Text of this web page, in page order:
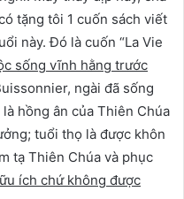
tặng tôi 1 cuốn sách viết
này. Đó là cuốn “La Vie
sống vĩnh hằng trước
ngài đã sống
hồng ân của Thiên Chúa
tuổi thọ là được khôn
tạ Thiên Chúa và phục
ích chứ không được